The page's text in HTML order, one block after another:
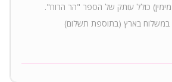
כולל עותק של הספר "הר הרוח".
במשלוח בארץ (בתוספת תשלום)